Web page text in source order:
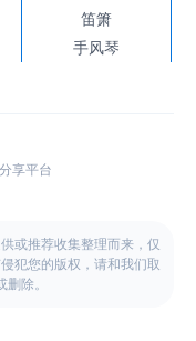
笛箫
手风琴
享平台
或推荐收集整理而来，仅
犯您的版权，请和我们取
除。